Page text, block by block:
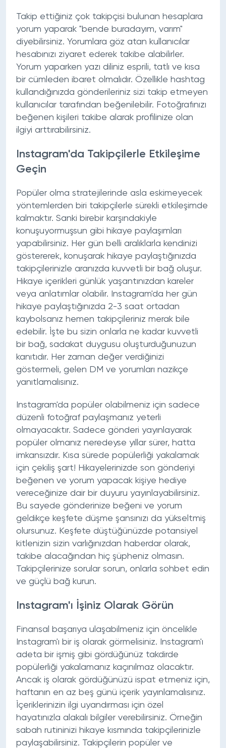
Takip ettiğiniz çok takipçisi bulunan hesaplara
yorum yaparak "bende buradayım, varım"
diyebilirsiniz. Yorumlara göz atan kullanıcılar
hesabınızı ziyaret ederek takibe alabilirler.
Yorum yaparken yazı diliniz esprili, tatlı ve kısa
bir cümleden ibaret olmalıdır. Özellikle hashtag
kullandığınızda gönderileriniz sizi takip etmeyen
kullanıcılar tarafından beğenilebilir. Fotoğrafınızı
beğenen kişileri takibe alarak profilinize olan
ilgiyi arttırabilirsiniz.
Instagram'da Takipçilerle Etkileşime
Geçin
Popüler olma stratejilerinde asla eskimeyecek
yöntemlerden biri takipçilerle sürekli etkileşimde
kalmaktır. Sanki birebir karşındakiyle
konuşuyormuşsun gibi hikaye paylaşımları
yapabilirsiniz. Her gün belli aralıklarla kendinizi
göstererek, konuşarak hikaye paylaştığınızda
takipçilerinizle aranızda kuvvetli bir bağ oluşur.
Hikaye içerikleri günlük yaşantınızdan kareler
veya anlatımlar olabilir. Instagram'da her gün
hikaye paylaştığınızda 2-3 saat ortadan
kaybolsanız hemen takipçileriniz merak bile
edebilir. İşte bu sizin onlarla ne kadar kuvvetli
bir bağ, sadakat duygusu oluşturduğunuzun
kanıtıdır. Her zaman değer verdiğinizi
göstermeli, gelen DM ve yorumları nazikçe
yanıtlamalısınız.
Instagram'da popüler olabilmeniz için sadece
düzenli fotoğraf paylaşmanız yeterli
olmayacaktır. Sadece gönderi yayınlayarak
popüler olmanız neredeyse yıllar sürer, hatta
imkansızdır. Kısa sürede popülerliği yakalamak
için çekiliş şart! Hikayelerinizde son gönderiyi
beğenen ve yorum yapacak kişiye hediye
vereceğinize dair bir duyuru yayınlayabilirsiniz.
Bu sayede gönderinize beğeni ve yorum
geldikçe keşfete düşme şansınızı da yükseltmiş
olursunuz. Keşfete düştüğünüzde potansiyel
kitlenizin sizin varlığınızdan haberdar olarak,
takibe alacağından hiç şüpheniz olmasın.
Takipçilerinize sorular sorun, onlarla sohbet edin
ve güçlü bağ kurun.
Instagram'ı İşiniz Olarak Görün
Finansal başarıya ulaşabilmeniz için öncelikle
Instagram'ı bir iş olarak görmelisiniz. Instagram'ı
adeta bir işmiş gibi gördüğünüz takdirde
popülerliği yakalamanız kaçınılmaz olacaktır.
Ancak iş olarak gördüğünüzü ispat etmeniz için,
haftanın en az beş günü içerik yayınlamalısınız.
İçeriklerinizin ilgi uyandırması için özel
hayatınızla alakalı bilgiler verebilirsiniz. Örneğin
sabah rutininizi hikaye kısmında takipçilerinizle
paylaşabilirsiniz. Takipçilerin popüler ve